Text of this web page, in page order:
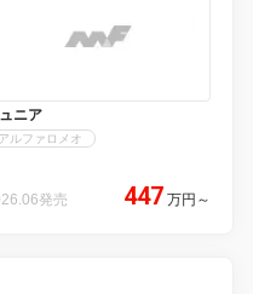
ニア
アルファロメオ
発売 447 万円 ～